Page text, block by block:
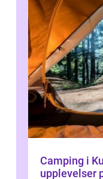
Camping i
upplevelser